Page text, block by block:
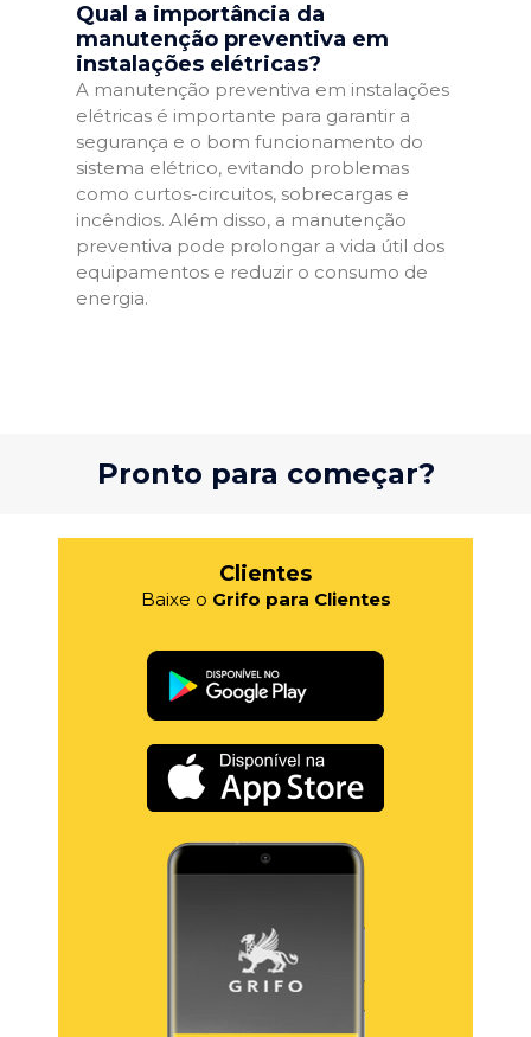
Qual a importância da
manutenção preventiva em
instalações elétricas?
A manutenção preventiva em instalações
elétricas é importante para garantir a
segurança e o bom funcionamento do
sistema elétrico, evitando problemas
como curtos-circuitos, sobrecargas e
incêndios. Além disso, a manutenção
preventiva pode prolongar a vida útil dos
equipamentos e reduzir o consumo de
energia.
Pronto para começar?
Clientes
Baixe o Grifo para Clientes